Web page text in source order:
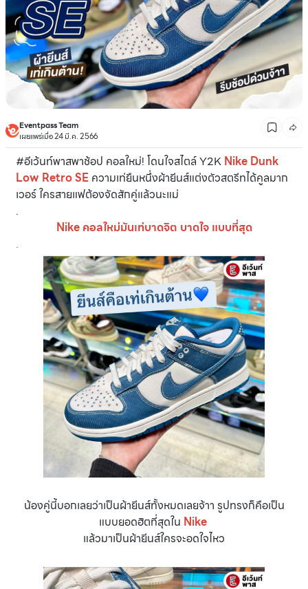
Eventpass Team
เผยแพร่เมื่อ 24 มี.ค. 2566
#อีเว้นท์พาสพาช้อป คอลใหม่! โดนใจสไตล์ Y2K Nike Dunk
Low Retro SE ความเท่ยืนหนึ่งผ้ายีนส์แต่งตัวสตรีทได้คูลมาก
เวอร์ ใครสายแฟต้องจัดสักคู่แล้วนะแม่
.
Nike คอลใหม่มันเท่บาดจิต บาดใจ แบบที่สุด
.
น้องคู่นี้บอกเลยว่าเป็นผ้ายีนส์ทั้งหมดเลยจ้าา รูปทรงก็คือเป็น
แบบยอดฮิตที่สุดใน Nike
แล้วมาเป็นผ้ายีนส์ใครจะอดใจไหว